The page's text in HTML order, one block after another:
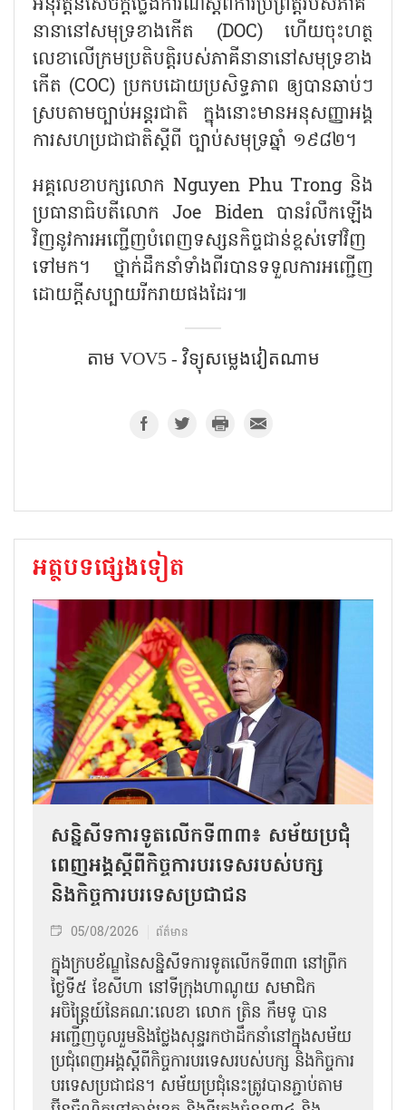
អនុវត្តន៍សេចក្តីថ្លែងការណ៍ស្ដីពីការប្រព្រឹត្តរបស់ភាគី
នានានៅសមុទ្រខាងកើត (DOC) ហើយចុះហត្ថ
លេខាលើក្រមប្រតិបត្តិរបស់ភាគីនានានៅសមុទ្រខាង
កើត (COC) ប្រកបដោយប្រសិទ្ធភាព ឲ្យបានឆាប់ៗ
ស្របតាមច្បាប់អន្តរជាតិ ក្នុងនោះមានអនុសញ្ញាអង្គ
ការសហប្រជាជាតិស្ដីពី ច្បាប់សមុទ្រឆ្នាំ ១៩៨២។
អគ្គលេខាបក្សលោក Nguyen Phu Trong និង
ប្រធានាធិបតីលោក Joe Biden បានរំលឹកឡើង
វិញនូវការអញ្ជើញបំពេញទស្សនកិច្ចជាន់ខ្ពស់ទៅវិញ
ទៅមក។ ថ្នាក់ដឹកនាំទាំងពីរបានទទួលការអញ្ជើញ
ដោយក្តីសប្បាយរីករាយផងដែរ៕
តាម​ VOV5 - វិទ្យុសម្លេងវៀតណាម
អត្ថបទផ្សេងទៀត
សន្និសីទការទូតលើកទី៣៣៖ សម័យប្រជុំ
ពេញអង្គស្តីពីកិច្ច​ការបរទេសរបស់​បក្ស
និងកិច្ច​ការបរទេសប្រជាជន
05/08/2026 ព័ត៌មាន
ក្នុងក្របខ័ណ្ឌនៃសន្និសីទការទូតលើកទី៣៣ នៅព្រឹក
ថ្ងៃទី៥ ខែសីហា នៅទីក្រុងហាណូយ សមាជិក
អចិន្ត្រៃយ៍នៃគណៈលេខា លោក ត្រិន កឹម​ទូ បាន
អញ្ជើញ​ចូលរួមនិងថ្លែងសុន្ទរកថាដឹកនាំនៅក្នុងសម័យ
ប្រជុំពេញអង្គស្តីពី​​កិច្ច​ការបរទេសរបស់​បក្ស និងកិច្ច​ការ
បរទេស​ប្រជាជន។ សម័យប្រជុំនេះត្រូវបានភ្ជាប់តាម